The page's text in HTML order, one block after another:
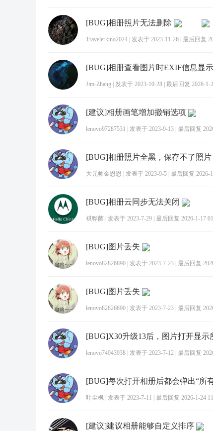
[BUG]相册照片无法删除
Travelerkino2024 发表于 2023-11-26 最后回复
[BUG]相册查看图片时EXIF信息显
Jim-Zhang 发表于 2023-10-28 最后回复 2026-1-
[建议]相册画笔增加撤销选项
lenovo97287531 发表于 2023-9-13 最后回复
[BUG]相册照片全黑，保存不了照片
大元帅金恩恩 发表于 2023-9-5 最后回复 2026-
[BUG]相册云同步无法关闭
祺骅菌 发表于 2023-7-29 最后回复 2026-1-17
[BUG]图片丢失
lenovo82826890 发表于 2023-7-23 最后回复
[BUG]图片丢失
lenovo82826890 发表于 2023-7-23 最后回复
lenovo74943938 发表于 2023-7-12 最后回复
叶尘枫 发表于 2023-7-11 最后回复 2026-1-24
[建议]建议相册能够自定义排序